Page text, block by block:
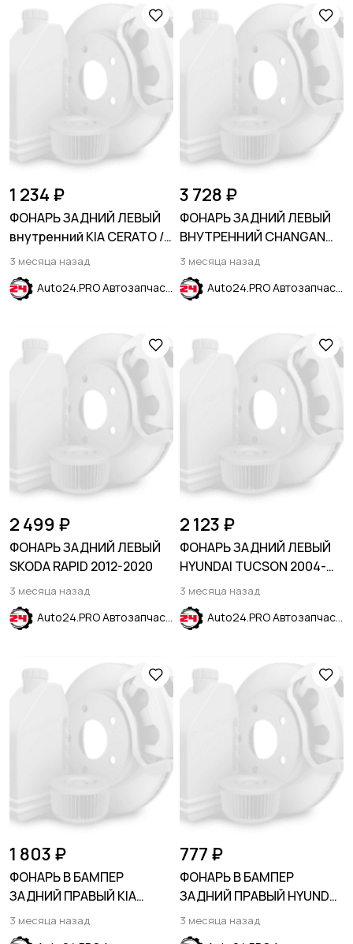
1 234 ₽
ФОНАРЬ ЗАДНИЙ ЛЕВЫЙ
внутренний KIA CERATO /
FORTE 2009-2013
3 месяца назад
Auto24.PRO Автозапчасти
3 728 ₽
ФОНАРЬ ЗАДНИЙ ЛЕВЫЙ
ВНУТРЕННИЙ CHANGAN
ALSVIN 2018-
3 месяца назад
Auto24.PRO Автозапчасти
2 499 ₽
ФОНАРЬ ЗАДНИЙ ЛЕВЫЙ
SKODA RAPID 2012-2020
3 месяца назад
Auto24.PRO Автозапчасти
2 123 ₽
ФОНАРЬ ЗАДНИЙ ЛЕВЫЙ
HYUNDAI TUCSON 2004-
2009
3 месяца назад
Auto24.PRO Автозапчасти
1 803 ₽
ФОНАРЬ В БАМПЕР
ЗАДНИЙ ПРАВЫЙ KIA
SPORTAGE SL 2010-2016
3 месяца назад
777 ₽
ФОНАРЬ В БАМПЕР
ЗАДНИЙ ПРАВЫЙ HYUNDAI
CRETA 2016-2021
3 месяца назад